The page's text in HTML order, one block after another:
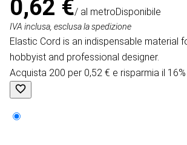
0,62 €/ al metroDisponibile
IVA inclusa, esclusa la spedizione
Elastic Cord is an indispensable material
hobbyist and professional designer.
Acquista 200 per 0,52 € e risparmia il 16%